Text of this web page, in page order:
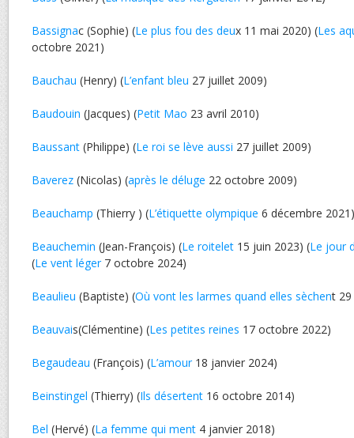
Bassignac (Sophie) (Le plus fou des deux 11 mai 2020) (Les
octobre 2021)
Bauchau (Henry) (L’enfant bleu 27 juillet 2009)
Baudouin (Jacques) (Petit Mao 23 avril 2010)
Baussant (Philippe) (Le roi se lève aussi 27 juillet 2009)
Baverez (Nicolas) (après le déluge 22 octobre 2009)
Beauchamp (Thierry ) (L’étiquette olympique 6 décembre 2021)
Beauchemin (Jean-François) (Le roitelet 15 juin 2023) (Le jour
(Le vent léger7 octobre 2024)
Beaulieu (Baptiste) (Où vont les larmes quand elles sèchent 29
Beauvais(Clémentine) (Les petites reines 17 octobre 2022)
Begaudeau (François) (L’amour18 janvier 2024)
Beinstingel (Thierry) (Ils désertent 16 octobre 2014)
Bel (Hervé) (La femme qui ment 4 janvier 2018)